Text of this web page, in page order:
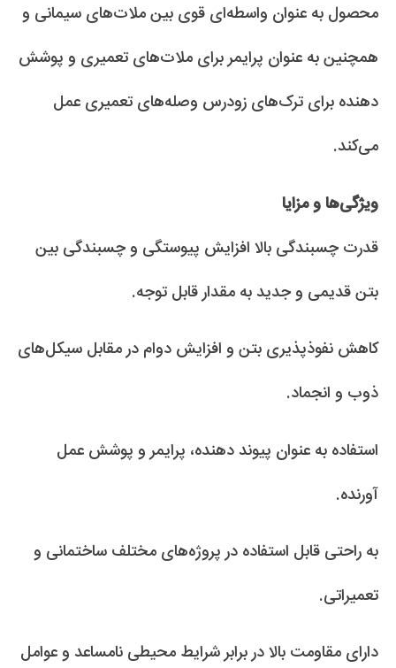
محصول به عنوان واسطه‌ای قوی بین ملات‌های سیمانی و
همچنین به عنوان پرایمر برای ملات‌های تعمیری و پوشش
دهنده برای ترک‌های زودرس وصله‌های تعمیری عمل
می‌کند.
ویژگی‌ها و مزایا
قدرت چسبندگی بالا افزایش پیوستگی و چسبندگی بین
بتن قدیمی و جدید به مقدار قابل توجه.
کاهش نفوذپذیری بتن و افزایش دوام در مقابل سیکل‌های
ذوب و انجماد.
استفاده به عنوان پیوند دهنده، پرایمر و پوشش عمل
آورنده.
به راحتی قابل استفاده در پروژه‌های مختلف ساختمانی و
تعمیراتی.
دارای مقاومت بالا در برابر شرایط محیطی نامساعد و عوامل